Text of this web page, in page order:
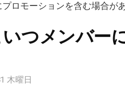
ロモーションを含む場合が
いつメンバー
木曜日